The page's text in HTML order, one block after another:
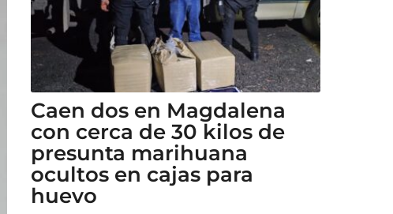
Caen dos en Magdalena
con cerca de 30 kilos de
presunta marihuana
ocultos en cajas para
huevo